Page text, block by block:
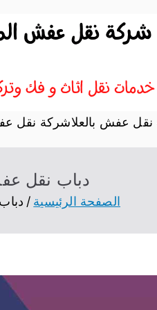
عفش بالعلاشركة نقل
دباب نقل
الصفحة الرئيسية